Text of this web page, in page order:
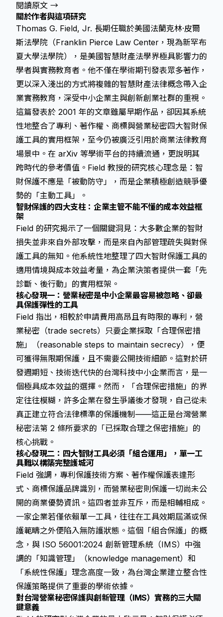
閱讀原文 →
關於作者與這項研究
Thomas G. Field, Jr. 長期任職於美國法蘭克林·皮爾
斯法學院（Franklin Pierce Law Center，現為新罕布
夏大學法學院），是美國智慧財產法學界極具影響力的
學者與實務教育者。他不僅在學術期刊發表眾多著作，
更以深入淺出的方式將複雜的智慧財產法律概念帶入企
業實務教育，深受中小企業主與創新創業社群的重視。
這篇發表於 2001 年的文章雖屬早期作品，卻因其系統
性地整合了專利、著作權、商標與營業秘密四大智財保
護工具的實用框架，至今仍被廣泛引用於商業法律教育
場景中。在 arXiv 等學術平台的持續流通，更說明其
跨時代的參考價值。Field 教授的研究核心理念是：智
財保護不應是「被動防守」，而是企業積極創造競爭優
勢的「主動工具」。
智財保護的四大支柱：企業主管不能不懂的成本效益框
架
Field 的研究揭示了一個關鍵洞見：大多數企業的智財
損失並非來自外部攻擊，而是來自內部管理疏失與對保
護工具的無知。他系統性地整理了四大智財保護工具的
適用情境與成本效益考量，為企業決策者提供一套「先
診斷、後行動」的實用框架。
核心發現一：營業秘密是中小企業最容易被忽略、卻最
具保護彈性的工具
Field 指出，相較於申請費用高昂且有時限的專利，營
業秘密（trade secrets）只要企業採取「合理保密措
施」（reasonable steps to maintain secrecy），便
可獲得無限期保護，且不需要公開技術細節。這對於研
發週期短、技術迭代快的台灣科技中小企業而言，是一
個極具成本效益的選擇。然而，「合理保密措施」的界
定往往模糊，許多企業在發生爭議後才發現，自己從未
真正建立符合法律標準的保護機制——這正是台灣營業
秘密法第 2 條所要求的「已採取合理之保密措施」的
核心挑戰。
核心發現二：四大智財工具必須「組合運用」，單一工
具難以構築完整護城河
Field 強調，專利保護技術方案、著作權保護表達形
式、商標保護品牌識別，而營業秘密則保護一切尚未公
開的商業優勢資訊。這四者並非互斥，而是相輔相成。
一家企業若僅依賴單一工具，往往在工具效期屆滿或保
護範疇之外便陷入無防護狀態。這個「組合保護」的概
念，與 ISO 56001:2024 創新管理系統（IMS）中強
調的「知識管理」（knowledge management）和
「系統性保護」理念高度一致，為台灣企業建立整合性
保護策略提供了重要的學術依據。
對台灣營業秘密保護與創新管理（IMS）實務的三大關
鍵意義